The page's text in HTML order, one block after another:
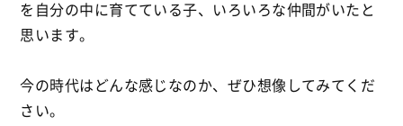
を自分の中に育てている子、いろいろな仲間がいたと
思います。
今の時代はどんな感じなのか、ぜひ想像してみてくだ
さい。